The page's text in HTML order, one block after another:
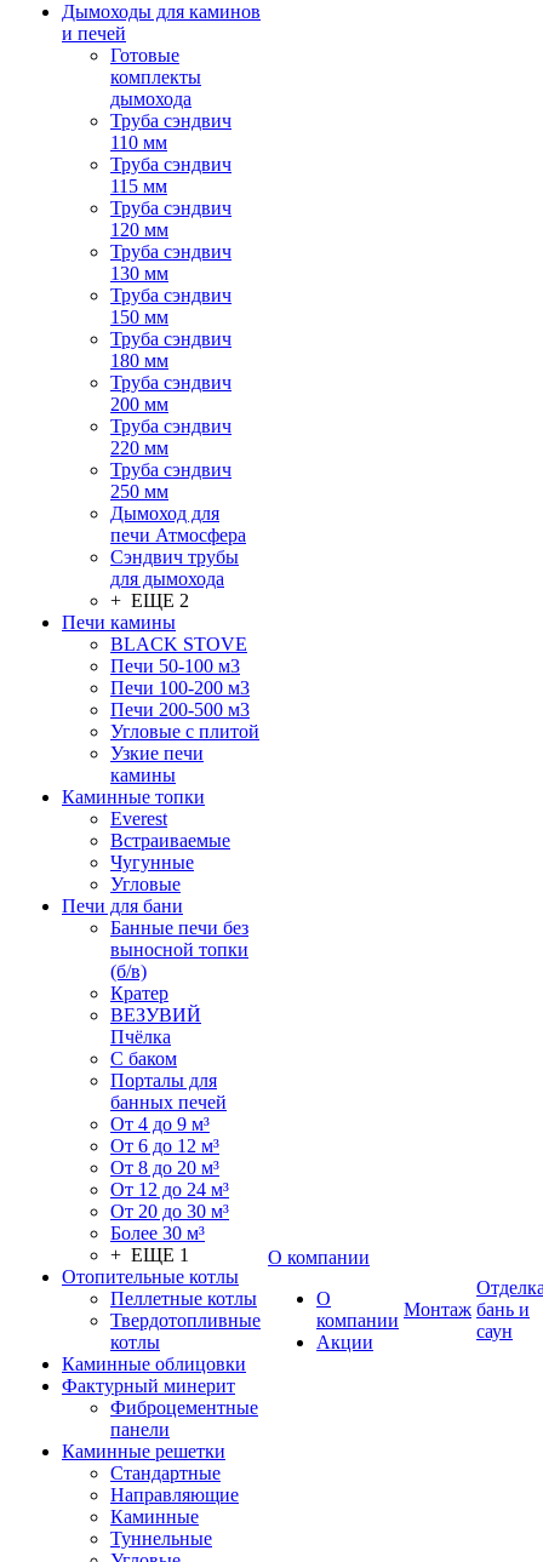
Дымоходы для каминов
и печей
Готовые
комплекты
дымохода
Труба сэндвич
110 мм
Труба сэндвич
115 мм
Труба сэндвич
120 мм
Труба сэндвич
130 мм
Труба сэндвич
150 мм
Труба сэндвич
180 мм
Труба сэндвич
200 мм
Труба сэндвич
220 мм
Труба сэндвич
250 мм
Дымоход для
печи Атмосфера
Сэндвич трубы
для дымохода
+ ЕЩЕ 2
Печи камины
BLACK STOVE
Печи 50-100 м3
Печи 100-200 м3
Печи 200-500 м3
Угловые с плитой
Узкие печи
камины
Каминные топки
Everest
Встраиваемые
Чугунные
Угловые
Печи для бани
Банные печи без
выносной топки
(б/в)
Кратер
ВЕЗУВИЙ
Пчёлка
С баком
Порталы для
банных печей
От 4 до 9 м³
От 6 до 12 м³
От 8 до 20 м³
От 12 до 24 м³
От 20 до 30 м³
Более 30 м³
+ ЕЩЕ 1
Отопительные котлы
Пеллетные котлы
Твердотопливные
котлы
Каминные облицовки
Фактурный минерит
Фиброцементные
панели
Каминные решетки
Стандартные
Направляющие
Каминные
Туннельные
О компании
О
компании
Акции
Монтаж бань и
саун